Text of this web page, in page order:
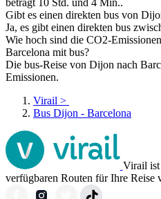
Gibt es einen direkten bus von
Ja, es gibt einen direkten bus
Wie hoch sind die CO2-
Barcelona mit bus?
Die bus-Reise von Dijon nach
Emissionen.
Virail >
Bus Dijon - Barcelona
Virail ist
verfügbaren Routen für Ihre Reise